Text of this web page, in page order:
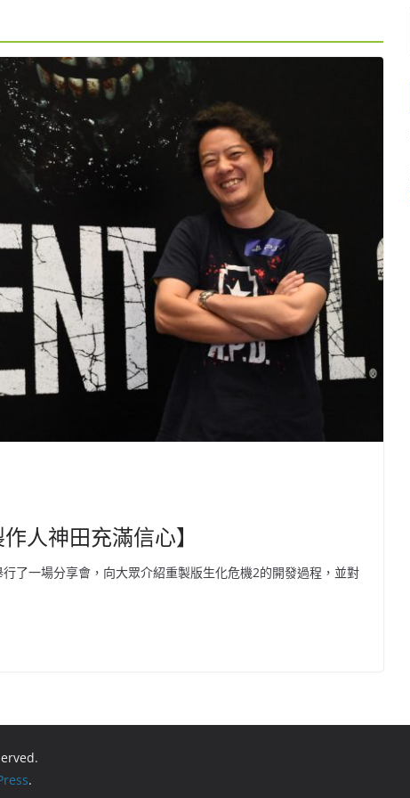
人神田充滿信心】
了一場分享會，向大眾介紹重製版生化危機2的開發過程，並對
.